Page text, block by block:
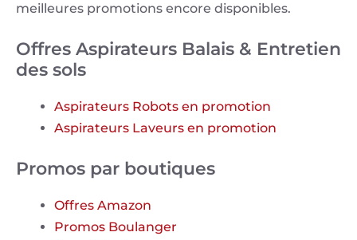
meilleures promotions encore disponibles.
Offres Aspirateurs Balais & Entretien
des sols
Aspirateurs Robots en promotion
Aspirateurs Laveurs en promotion
Promos par boutiques
Offres Amazon
Promos Boulanger